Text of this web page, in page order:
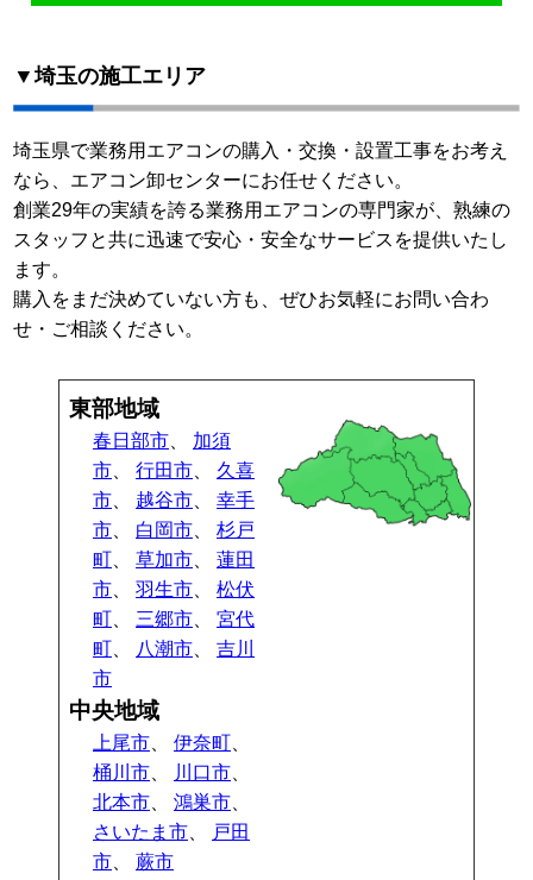
▼埼玉の施工エリア
埼玉県で業務用エアコンの購入・交換・設置工事をお考え
なら、エアコン卸センターにお任せください。
創業29年の実績を誇る業務用エアコンの専門家が、熟練の
スタッフと共に迅速で安心・安全なサービスを提供いたし
ます。
購入をまだ決めていない方も、ぜひお気軽にお問い合わ
せ・ご相談ください。
東部地域
春日部市
加須
市 、行田市
久喜
市
越谷市 、幸手
市
白岡市 、杉戸
町 、草加市 、蓮田
市 、羽生市 、松伏
町
三郷市 、宮代
町
八潮市 、吉川
市
中央地域
上尾市 、伊奈町
桶川市
川口市
北本市 、鴻巣市
さいたま市
戸田
市 、蕨市